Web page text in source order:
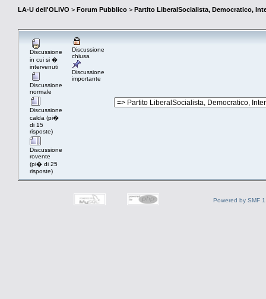
LA-U dell'OLIVO > Forum Pubblico > Partito LiberalSocialista, Democratico,
Discussione
in cui si �
intervenuti
Discussione
normale
Discussione
calda (pi�
di 15
risposte)
Discussione
rovente
(pi� di 25
risposte)
Discussione
chiusa
Discussione
importante
Powered by SMF